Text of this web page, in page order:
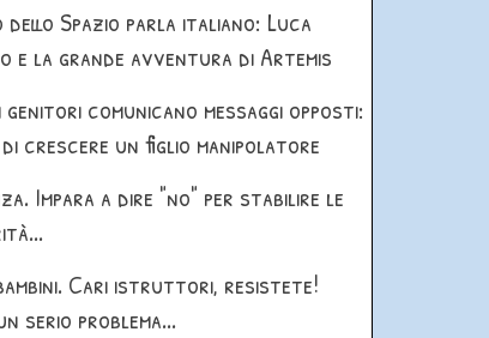
Spazio parla italiano: Luca
e la grande avventura di Artemis
comunicano messaggi opposti:
crescere un figlio manipolatore
Impara a dire "no" per stabilire le
Cari istruttori, resistete!
serio problema...